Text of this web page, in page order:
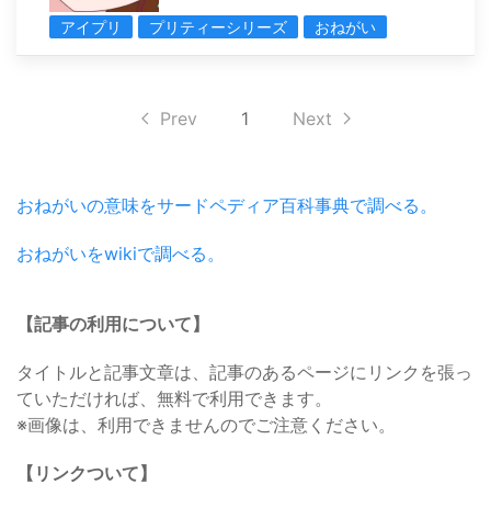
アイプリ プリティーシリーズ おねがい
Prev 1 Next
おねがいの意味をサードペディア百科事典で調べる。
おねがいをwikiで調べる。
【記事の利用について】
タイトルと記事文章は、記事のあるページにリンクを張っ
ていただければ、無料で利用できます。
※画像は、利用できませんのでご注意ください。
【リンクついて】